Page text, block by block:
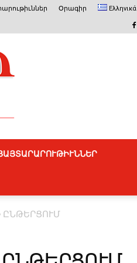
Օրագիր Ελληνικά
ԸՆԹԵՐՑՈՒՄ